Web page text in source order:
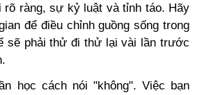
rõ ràng, sự kỷ luật và tỉnh táo. Hãy
để điều chỉnh guồng sống trong
sẽ phải thử đi thử lại vài lần trước
học cách nói "không". Việc bạn